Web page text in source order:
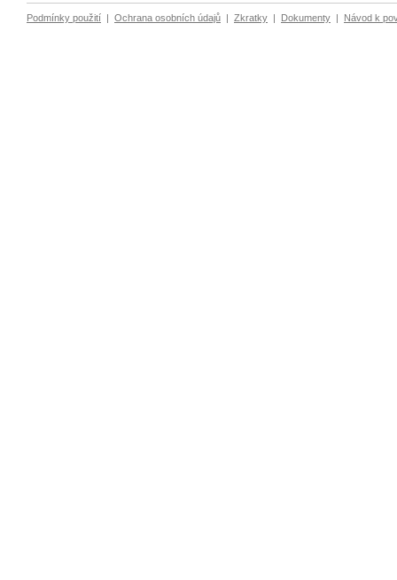
Podmínky použití | Ochrana osobních údajů | Zkratky | Dokumenty | Návod k